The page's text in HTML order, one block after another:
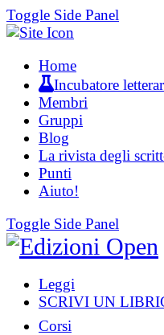
Toggle Side Panel
Home
Incubatore
Membri
Gruppi
Blog
La rivista degli
Punti
Aiuto!
Toggle Side Panel
Leggi
SCRIVI UN
Corsi